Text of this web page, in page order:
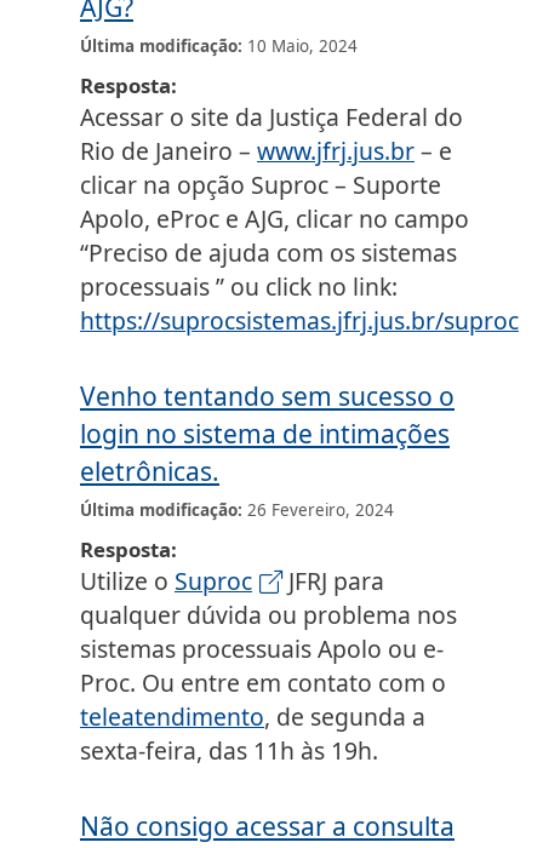
AJG?
Última modificação 10 Maio, 2024
Resposta
Acessar o site da Justiça Federal do
Rio de Janeiro – www.jfrj.jus.br– e
clicar na opção Suproc – Suporte
Apolo, eProc e AJG, clicar no campo
“Preciso de ajuda com os sistemas
processuais ” ou click no link:
https://suprocsistemas.jfrj.jus.br/suproc
Venho tentando sem sucesso o
login no sistema de intimações
eletrônicas.
Última modificação 26 Fevereiro, 2024
Resposta
Utilize o Suproc
JFRJ para
qualquer dúvida ou problema nos
sistemas processuais Apolo ou e-
Proc. Ou entre em contato com o
teleatendimento, de segunda a
sexta-feira, das 11h às 19h.
Não consigo acessar a consulta